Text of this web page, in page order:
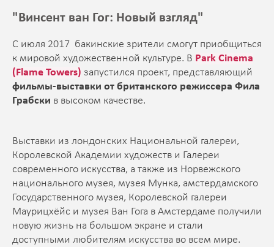
"Винсент ван Гог: Новый взгляд"
С июля 2017 бакинские зрители смогут приобщиться
к мировой художественной культуре. В Park Cinema
(Flame Towers) запустился проект, представляющий
фильмы-выставки от британского режиссера Фила
Грабски в высоком качестве.
Выставки из лондонских Национальной галереи,
Королевской Академии художеств и Галереи
современного искусства, а также из Норвежского
национального музея, музея Мунка, амстердамского
Государственного музея, Королевской галереи
Маурицхёйс и музея Ван Гога в Амстердаме получили
новую жизнь на большом экране и стали
доступными любителям искусства во всем мире.